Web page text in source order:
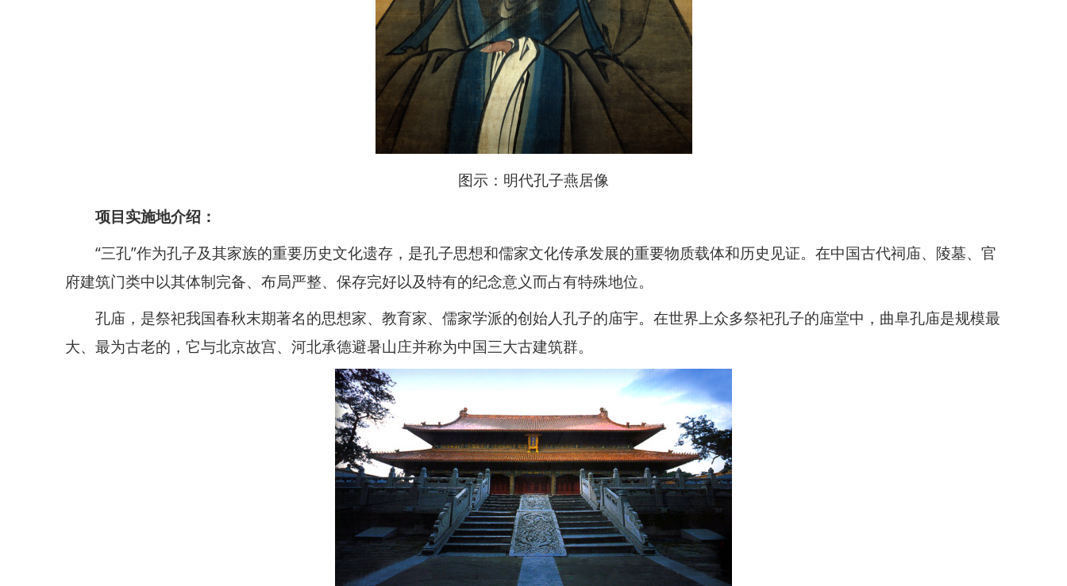
图示：明代孔子燕居像
项目实施地介绍：
“三孔”作为孔子及其家族的重要历史文化遗存，是孔子思想和儒家文化传承发展的重要物质载体和历史见证。在中国古代祠庙、陵墓、官
府建筑门类中以其体制完备、布局严整、保存完好以及特有的纪念意义而占有特殊地位。
孔庙，是祭祀我国春秋末期著名的思想家、教育家、儒家学派的创始人孔子的庙宇。在世界上众多祭祀孔子的庙堂中，曲阜孔庙是规模最
大、最为古老的，它与北京故宫、河北承德避暑山庄并称为中国三大古建筑群。